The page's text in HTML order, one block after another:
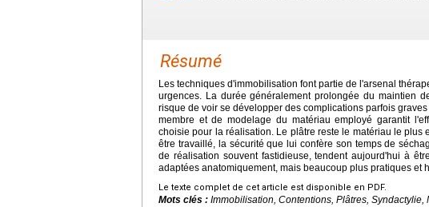
Résumé
Les techniques d'immobilisation font partie de l'arsenal
urgences. La durée généralement prolongée du maintien
risque de voir se développer des complications parfois
membre et de modelage du matériau employé garantit
choisie pour la réalisation. Le plâtre reste le matériau le
être travaillé, la sécurité que lui confère son temps de
de réalisation souvent fastidieuse, tendent aujourd'hui à
adaptées anatomiquement, mais beaucoup plus pratiques et
Le texte complet de cet article est disponible en PDF.
Mots clés : Immobilisation, Contentions, Plâtres, Syndactylie,